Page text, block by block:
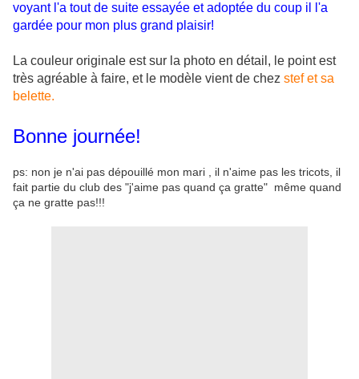
voyant l'a tout de suite essayée et adoptée du coup il l'a
gardée pour mon plus grand plaisir!
La couleur originale est sur la photo en détail, le point est
très agréable à faire, et le modèle vient de chez stef et sa
belette.
Bonne journée!
ps: non je n'ai pas dépouillé mon mari , il n'aime pas les tricots, il
fait partie du club des "j'aime pas quand ça gratte" même quand
ça ne gratte pas!!!